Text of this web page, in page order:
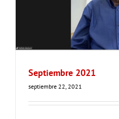
Septiembre 2021
septiembre 22, 2021